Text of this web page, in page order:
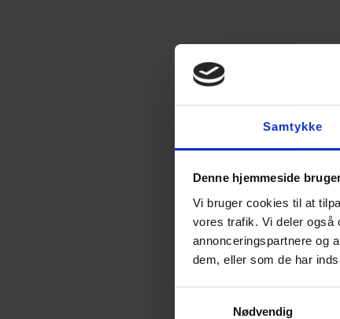
Samtykke
Denne hjemmeside
Vi bruger cookies til at
vores trafik. Vi deler også
annonceringspartnere og
dem, eller som de har
Nødvendig